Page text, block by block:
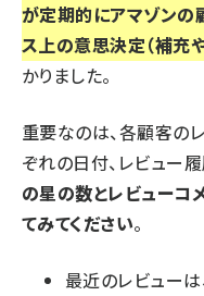
が定期的にアマゾンの
ス上の意思決定（補充
かりました。
重要なのは、各顧客の
ぞれの日付、レビュー
の星の数とレビューコ
てみてください。
最近のレビュー